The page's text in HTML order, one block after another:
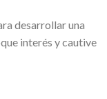
desarrollar una
interés y cautive